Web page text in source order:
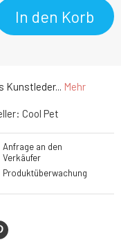
Kunstleder... Mehr
In den Korb
Cool Pet
Anfrage an den
Verkäufer
Produktüberwachung